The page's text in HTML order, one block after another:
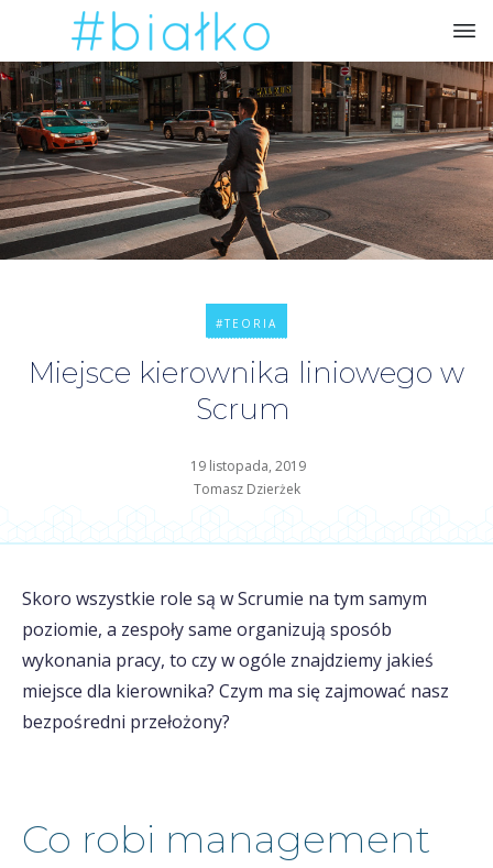
#TEORIA
Miejsce kierownika liniowego w
Scrum
19 listopada, 2019
Tomasz Dzierżek
Skoro wszystkie role są w Scrumie na tym samym
poziomie, a zespoły same organizują sposób
wykonania pracy, to czy w ogóle znajdziemy jakieś
miejsce dla kierownika? Czym ma się zajmować nasz
bezpośredni przełożony?
Co robi management